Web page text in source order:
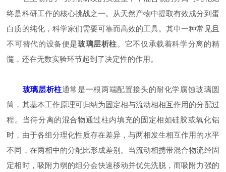
终是科研工作的核心挑战之一。从天然产物中提取有效成分到蛋
白质的纯化，科学家们需要可靠而高效的工具。其中一种常见且
不可替代的设备便是玻璃层析柱。它不仅承载着科学分离的精
髓，还在无数实验环节起到了决定性的作用。
玻璃层析柱通常是一根两端配置接头的耐化学腐蚀玻璃圆
筒，其基本工作原理可归纳为固定相与流动相相互作用的分配过
程。当待分离的混合物通过柱内填充的固定相如硅胶或氧化铝
时，由于各组分理化性质存在差异，与两相发生相互作用的水平
不同，在两相中的分配比形成差别。当流动相携带混合物流经固
定相时，吸附力弱的组分会快速移动并优先洗脱，而吸附力强的